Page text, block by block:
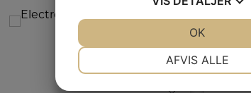
AFVIS ALLE
OK